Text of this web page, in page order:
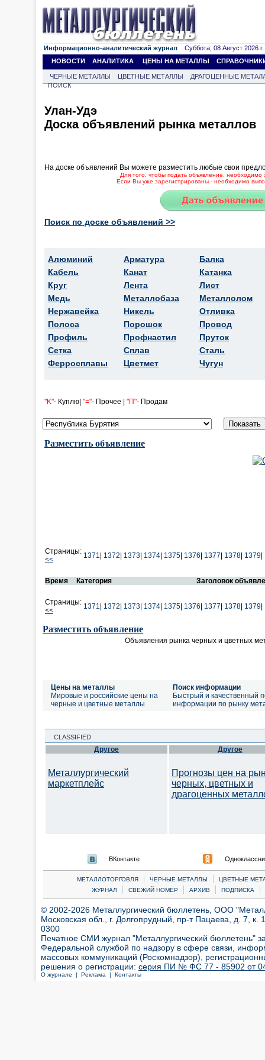
Информационно-аналитический журнал Суббота, 08 Август 2026 г.
НОВОСТИ
АНАЛИТИКА ЦЕНЫ НА МЕТАЛЛЫ
ЧЕРНЫЕ МЕТАЛЛЫ ЦВЕТНЫЕ МЕТАЛЛЫ
ДРАГОЦЕННЫЕ
ПОИСК
Улан-Удэ
Доска объявлений рынка металлов
На доске объявлений Вы можете разместить любые свои
Для того, чтобы подать объявление, необходимо
Если Вы уже зарегистрированы - необходимо
Поиск по доске объявлений >>
Алюминий
Кабель
Круг
Медь
Нержавейка
Полоса
Профиль
Сетка
Ферросплавы
Арматура
Канат
Лента
Металлобаза
Никель
Порошок
Профнастил
Сплав
Цветмет
Балка
Катанка
Лист
Металлолом
Отливка
Провод
Пруток
Сталь
Чугун
"K"- Куплю| "="- Прочее | "П"- Продам
Разместить объявление
Страницы:
<<
1371 1372 1373 1374 1375 1376 1377 1378 1379
Время Категория Заголовок
Страницы:
<<
1371 1372 1373 1374 1375 1376 1377 1378 1379
Разместить объявление
Объявления рынка черных и цветных
Цены на металлы
Мировые и российские цены на
черные и цветные металлы
Поиск информации
Быстрый и качественный
информации по рынку
CLASSIFIED
Другое
Металлургический
маркетплейс
Другое
Прогнозы цен на
черных, цветных и
драгоценных
ВКонтакте
МЕТАЛЛОТОРГОВЛЯ | ЧЕРНЫЕ МЕТАЛЛЫ |
ЦВЕТНЫЕ
ЖУРНАЛ
| СВЕЖИЙ НОМЕР | АРХИВ | ПОДПИСКА |
© 2002-2026 Металлургический бюллетень, ООО
Московская обл., г. Долгопрудный, пр-т Пацаева, д. 7,
0300
Печатное СМИ журнал "Металлургический бюллетень"
Федеральной службой по надзору в сфере связи,
массовых коммуникаций (Роскомнадзор),
решения о регистрации: серия ПИ № ФС 77 - 85902 от 04
О журнале | Реклама | Контакты